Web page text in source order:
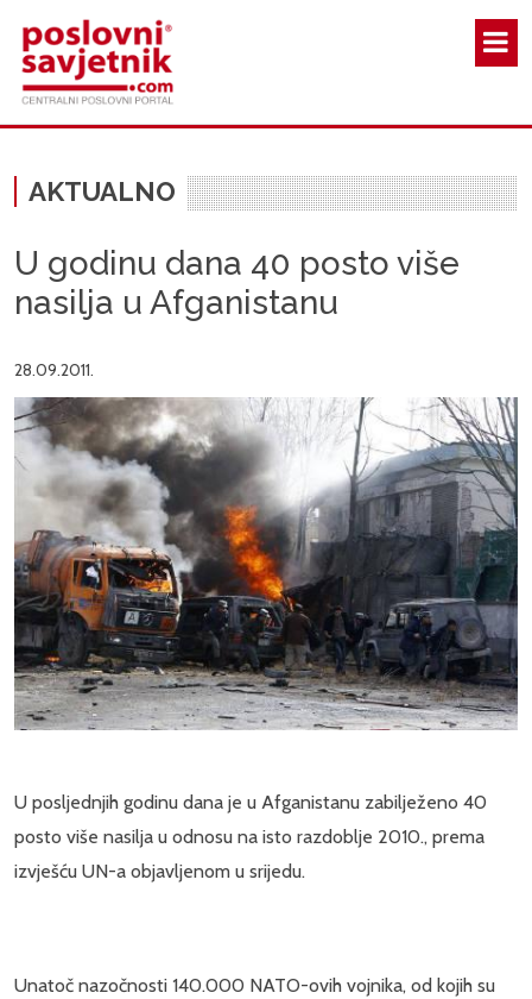
AKTUALNO
U godinu dana 40 posto više
nasilja u Afganistanu
28.09.2011.
U posljednjih godinu dana je u Afganistanu zabilježeno 40
posto više nasilja u odnosu na isto razdoblje 2010., prema
izvješću UN-a objavljenom u srijedu.
Unatoč nazočnosti 140.000 NATO-ovih vojnika, od kojih su